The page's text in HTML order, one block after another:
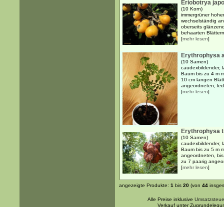
Eriobotrya
(10 Korn)
immergrüner
wechselständig
oberseits
behaarten
[mehr lesen]
Erythrophysa
(10 Samen)
caudexbildender,
Baum bis zu 4 m
10 cm langen
angeordneten,
[mehr lesen]
Erythrophysa
(10 Samen)
caudexbildender,
Baum bis zu 5 m
angeordneten,
zu 7 paarig
[mehr lesen]
angezeigte Produkte: 1 bis 20 (von 44
Alle Preise inklusive
Verkauf unter